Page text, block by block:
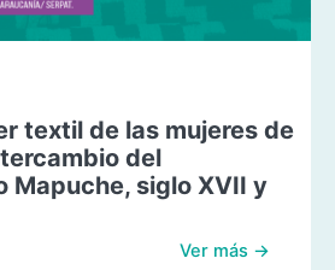
textil de las mujeres de
del
Mapuche, siglo XVII y
Ver más →